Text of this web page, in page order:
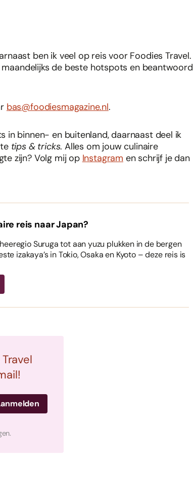
ben ik veel op reis voor Foodies Travel.
de beste hotspots en beantwoord
bas@foodiesmagazine.nl.
in binnen- en buitenland, daarnaast deel ik
tips & tricks. Alles om jouw culinaire
zijn? Volg mij op Instagram en schrijf je dan
reis naar Japan?
Suruga tot aan yuzu plukken in de bergen
izakaya’s in Tokio, Osaka en Kyoto – deze reis is